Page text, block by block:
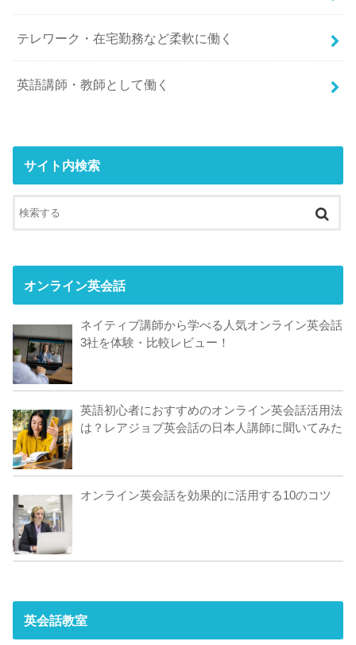
テレワーク・在宅勤務など柔軟に働く
英語講師・教師として働く
サイト内検索
オンライン英会話
ネイティブ講師から学べる人気オンライン英会話
3社を体験・比較レビュー！
英語初心者におすすめのオンライン英会話活用法
は？レアジョブ英会話の日本人講師に聞いてみた
オンライン英会話を効果的に活用する10のコツ
英会話教室